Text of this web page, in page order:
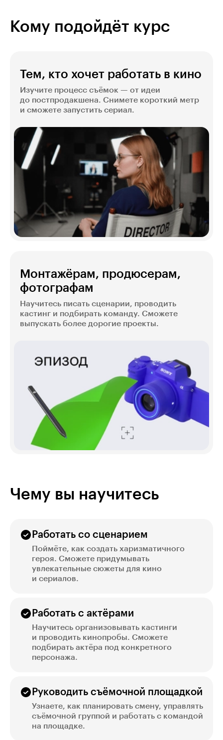
Кому подойдёт курс
Тем, кто хочет работать в кино
Изучите процесс съёмок — от идеи
до постпродакшена. Снимете короткий метр
и сможете запустить сериал.
Монтажёрам, продюсерам,
фотографам
Научитесь писать сценарии, проводить
кастинг и подбирать команду. Сможете
выпускать более дорогие проекты.
Чему вы научитесь
Работать со сценарием
Поймёте, как создать харизматичного
героя. Сможете придумывать
увлекательные сюжеты для кино
и сериалов.
Работать с актёрами
Научитесь организовывать кастинги
и проводить кинопробы. Сможете
подбирать актёра под конкретного
персонажа.
Руководить съёмочной площадкой
Узнаете, как планировать смену, управлять
съёмочной группой и работать с командой
на площадке.